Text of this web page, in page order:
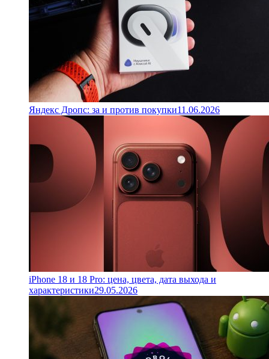
Яндекс Дропс: за и против покупки11.06.2026
iPhone 18 и 18 Pro: цена, цвета, дата выхода и
характеристики29.05.2026